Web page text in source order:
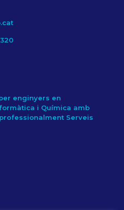
enginyers en
i Química amb
Serveis